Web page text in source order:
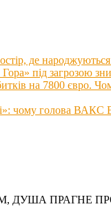
де народжуються
під загрозою
на 7800 євро.
чому голова ВАКС
ДУША ПРАГНЕ